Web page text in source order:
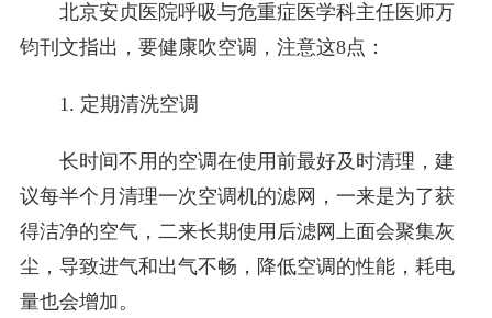
北京安贞医院呼吸与危重症医学科主任医师万
钧刊文指出，要健康吹空调，注意这8点：
1. 定期清洗空调
长时间不用的空调在使用前最好及时清理，建
议每半个月清理一次空调机的滤网，一来是为了获
得洁净的空气，二来长期使用后滤网上面会聚集灰
尘，导致进气和出气不畅，降低空调的性能，耗电
量也会增加。